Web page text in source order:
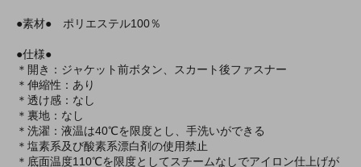
●素材● ポリエステル100％
●仕様●
＊開き：ジャケット前ボタン、スカート後ファスナー
＊伸縮性：あり
＊透け感：なし
＊裏地：なし
＊洗濯：液温は40℃を限度とし、手洗いができる
＊塩素系及び酸素系漂白剤の使用禁止
＊底面温度110℃を限度としてスチームなしでアイロン仕上げが